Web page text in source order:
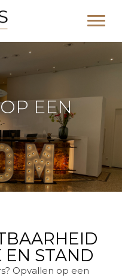
EEN
STAND
Opvallen op een